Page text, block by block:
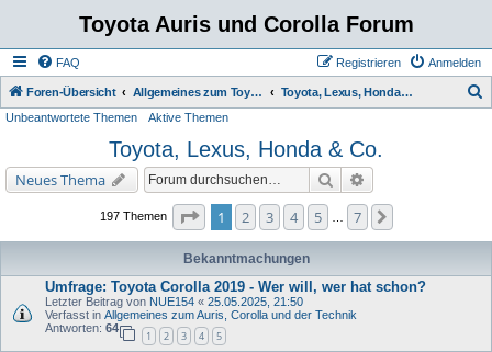
Toyota Auris und Corolla Forum
FAQ Anmelden
Registrieren
Foren-Übersicht Allgemeines zum Toyota Auris & Corolla Toyota, Lexus, Honda & Co.
Unbeantwortete Themen Aktive Themen
Toyota, Lexus, Honda & Co.
Neues Thema Suche
197 Themen Seite von
1 2 3 4 5 7
Bekanntmachungen
Umfrage: Toyota Corolla 2019 - Wer will, wer hat schon?
Letzter Beitrag von NUE154 « 25.05.2025, 21:50
Verfasst in Allgemeines zum Auris, Corolla und der Technik
Antworten: 64
1 2 3 4 5